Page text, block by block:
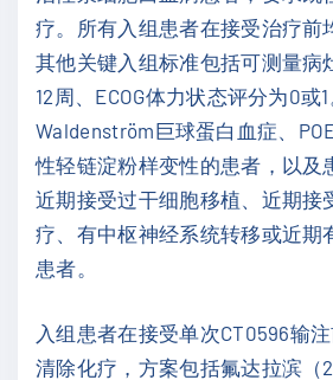
疗。所有入组患者在接受治疗前
其他关键入组标准包括可测量病
12周、ECOG体力状态评分为0或
Waldenström巨球蛋白血症、
性轻链淀粉样变性的患者，以及
近期接受过干细胞移植、近期接
疗、有中枢神经系统转移或近期
患者。
入组患者在接受单次CT0596输
清除化疗，方案包括氟达拉滨（